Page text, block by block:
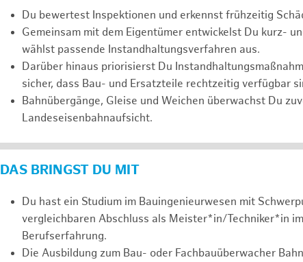
Du bewertest Inspektionen und erkennst frühzeitig
Gemeinsam mit dem Eigentümer entwickelst Du kurz-
wählst passende Instandhaltungsverfahren aus.
Darüber hinaus priorisierst Du
sicher, dass Bau- und Ersatzteile rechtzeitig verfügbar
Bahnübergänge, Gleise und Weichen überwachst Du
Landeseisenbahnaufsicht.
DAS BRINGST DU MIT
Du hast ein Studium im Bauingenieurwesen mit
vergleichbaren Abschluss als Meister*in/Techniker*in
Berufserfahrung.
Die Ausbildung zum Bau- oder Fachbauüberwacher